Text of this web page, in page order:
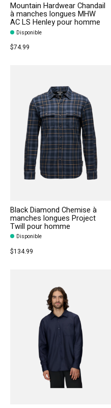
Mountain Hardwear Chandail
à manches longues MHW
AC LS Henley pour homme
Disponible
$74.99
Black Diamond Chemise à
manches longues Project
Twill pour homme
Disponible
$134.99